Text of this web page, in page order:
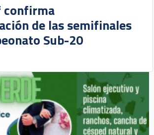
confirma
de las semifinales
Sub-20